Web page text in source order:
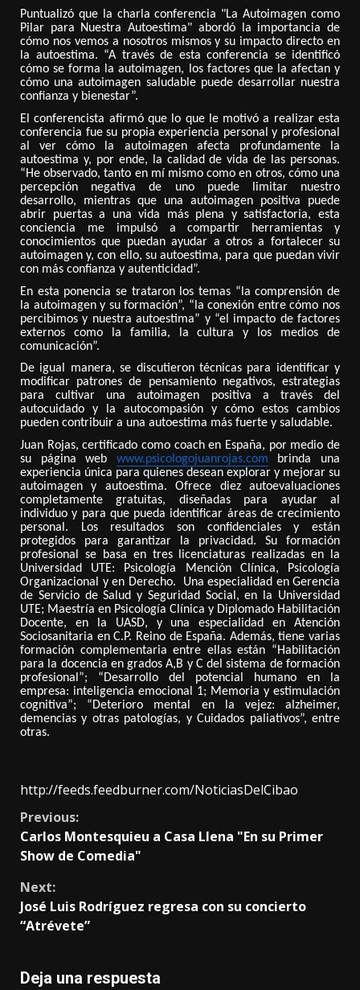
Puntualizó que la charla conferencia "La Autoimagen como
Pilar para Nuestra Autoestima" abordó la importancia de
cómo nos vemos a nosotros mismos y su impacto directo en
la autoestima. “A través de esta conferencia se identificó
cómo se forma la autoimagen, los factores que la afectan y
cómo una autoimagen saludable puede desarrollar nuestra
confianza y bienestar”.
El conferencista afirmó que lo que le motivó a realizar esta
conferencia fue su propia experiencia personal y profesional
al ver cómo la autoimagen afecta profundamente la
autoestima y, por ende, la calidad de vida de las personas.
“He observado, tanto en mí mismo como en otros, cómo una
percepción negativa de uno puede limitar nuestro
desarrollo, mientras que una autoimagen positiva puede
abrir puertas a una vida más plena y satisfactoria, esta
conciencia me impulsó a compartir herramientas y
conocimientos que puedan ayudar a otros a fortalecer su
autoimagen y, con ello, su autoestima, para que puedan vivir
con más confianza y autenticidad”.
En esta ponencia se trataron los temas “la comprensión de
la autoimagen y su formación”, “la conexión entre cómo nos
percibimos y nuestra autoestima” y “el impacto de factores
externos como la familia, la cultura y los medios de
comunicación”.
De igual manera, se discutieron técnicas para identificar y
modificar patrones de pensamiento negativos, estrategias
para cultivar una autoimagen positiva a través del
autocuidado y la autocompasión y cómo estos cambios
pueden contribuir a una autoestima más fuerte y saludable.
Juan Rojas, certificado como coach en España, por medio de
su página web www.psicologojuanrojas.com brinda una
experiencia única para quienes desean explorar y mejorar su
autoimagen y autoestima. Ofrece diez autoevaluaciones
completamente gratuitas, diseñadas para ayudar al
individuo y para que pueda identificar áreas de crecimiento
personal. Los resultados son confidenciales y están
protegidos para garantizar la privacidad. Su formación
profesional se basa en tres licenciaturas realizadas en la
Universidad UTE: Psicología Mención Clínica, Psicología
Organizacional y en Derecho. Una especialidad en Gerencia
de Servicio de Salud y Seguridad Social, en la Universidad
UTE; Maestría en Psicología Clínica y Diplomado Habilitación
Docente, en la UASD, y una especialidad en Atención
Sociosanitaria en C.P. Reino de España. Además, tiene varias
formación complementaria entre ellas están “Habilitación
para la docencia en grados A,B y C del sistema de formación
profesional”; “Desarrollo del potencial humano en la
empresa: inteligencia emocional 1; Memoria y estimulación
cognitiva”; “Deterioro mental en la vejez: alzheimer,
demencias y otras patologías, y Cuidados paliativos”, entre
otras.
http://feeds.feedburner.com/NoticiasDelCibao
Continue
Reading
Previous:
Carlos Montesquieu a Casa Llena "En su Primer
Show de Comedia"
Next:
José Luis Rodríguez regresa con su concierto
“Atrévete”
Deja una respuesta